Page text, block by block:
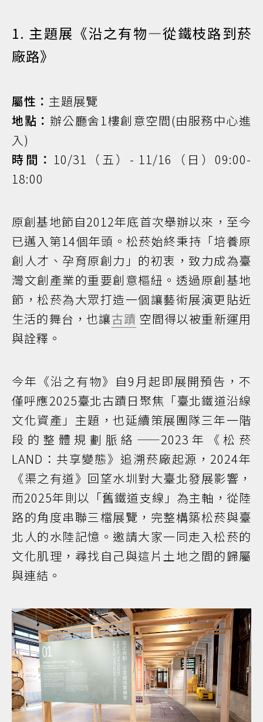
1. 主題展《沿之有物—從鐵枝路到菸
廠路》
屬性： 主題展覽
地點： 辦公廳舍1樓創意空間(由服務中心進
入)
時間： 10/31（五）- 11/16（日）09:00-
18:00
原創基地節自2012年底首次舉辦以來，至今
已邁入第14個年頭。松菸始終秉持「培養原
創人才、孕育原創力」的初衷，致力成為臺
灣文創產業的重要創意樞紐。透過原創基地
節，松菸為大眾打造一個讓藝術展演更貼近
生活的舞台，也讓古蹟 空間得以被重新運用
與詮釋。
今年《沿之有物》自9月起即展開預告，不
僅呼應2025臺北古蹟日聚焦「臺北鐵道沿線
文化資產」主題，也延續策展團隊三年一階
段的整體規劃脈絡——2023年《松菸
LAND：共享變態》追溯菸廠起源，2024年
《渠之有道》回望水圳對大臺北發展影響，
而2025年則以「舊鐵道支線」為主軸，從陸
路的角度串聯三檔展覽，完整構築松菸與臺
北人的水陸記憶。邀請大家一同走入松菸的
文化肌理，尋找自己與這片土地之間的歸屬
與連結。